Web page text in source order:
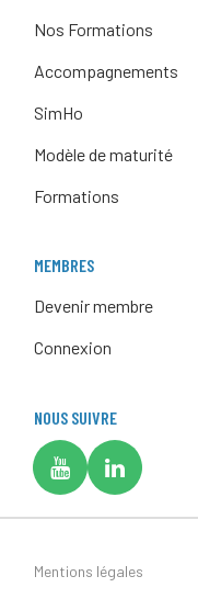
Nos Formations
Accompagnements
SimHo
Modèle de maturité
Formations
MEMBRES
Devenir membre
Connexion
NOUS SUIVRE
Mentions légales